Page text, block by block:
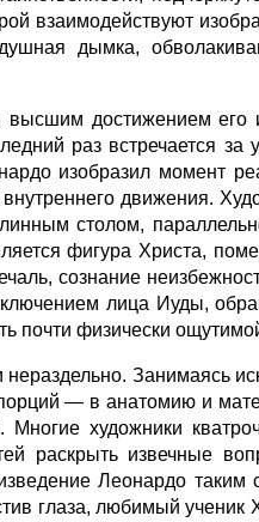
взаимодействуют
дымка,
достижением его
раз встречается
изобразил момент
движения.
столом,
фигура Христа,
сознание
лица Иуды,
почти физически
Занимаясь
— в анатомию и
Многие художники
раскрыть извечные
Леонардо
глаза, любимый